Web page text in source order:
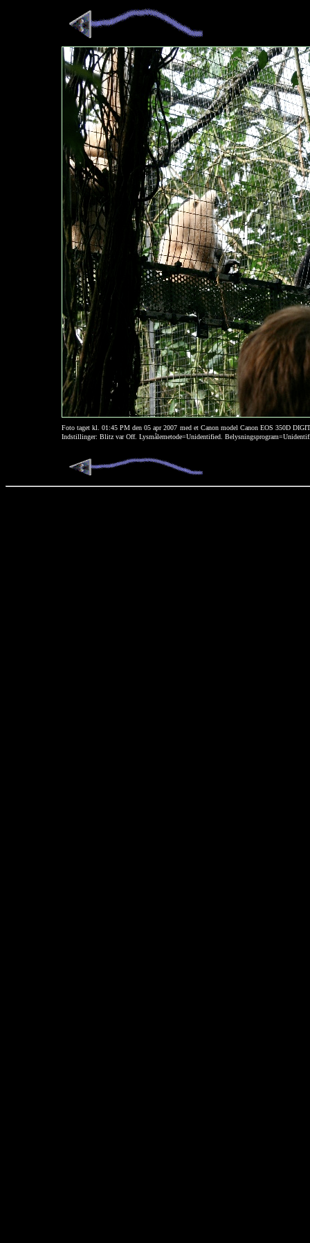
Foto taget kl. 01:45 PM den 05 apr 2007 med et Canon model Canon EOS 350D
Indstillinger: Blitz var Off. Lysmålemetode=Unidentified.